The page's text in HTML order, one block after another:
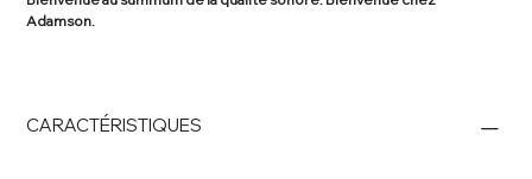
Adamson.
CARACTÉRISTIQUES